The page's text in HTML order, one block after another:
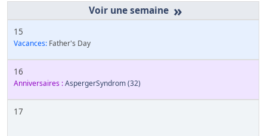
»
15
Vacances: Father's Day
16
Anniversaires :AspergerSyndrom(32)
17